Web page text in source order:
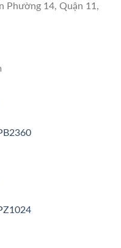
Phường 14, Quận 11,